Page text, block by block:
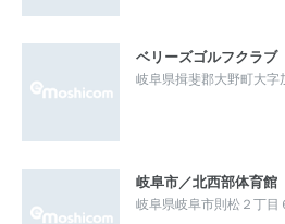
ベリーズゴルフクラブ
岐阜県揖斐郡大野町大字
岐阜市／北西部体育館
岐阜県岐阜市則松２丁目